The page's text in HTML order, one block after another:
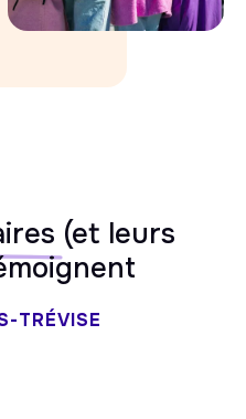
(et leurs
TRÉVISE